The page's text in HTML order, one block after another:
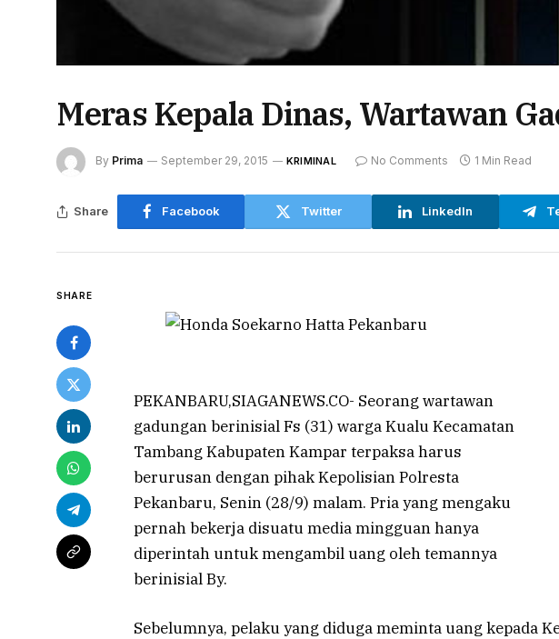
Meras Kepala Dinas, Wartawan
By Prima September 29, 2015 KRIMINAL No Comments 1 Min Read
Share Facebook Twitter LinkedIn
SHARE
PEKANBARU,SIAGANEWS.CO- Seorang wartawan
gadungan berinisial Fs (31) warga Kualu Kecamatan
Tambang Kabupaten Kampar terpaksa harus
berurusan dengan pihak Kepolisian Polresta
Pekanbaru, Senin (28/9) malam. Pria yang mengaku
pernah bekerja disuatu media mingguan hanya
diperintah untuk mengambil uang oleh temannya
berinisial By.
Sebelumnya, pelaku yang diduga meminta uang kepada